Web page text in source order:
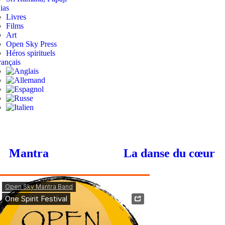
Livres
Films
Art
Open Sky Press
Héros spirituels
Mantra La danse du cœur